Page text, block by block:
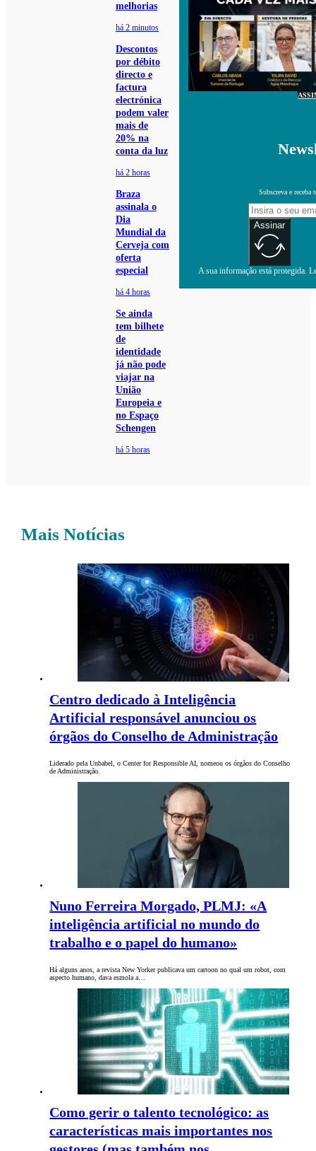
melhorias
há 2 minutos
Descontos
por débito
directo e
factura
electrónica
podem valer
mais de
20% na
conta da luz
há 2 horas
Braza
assinala o
Dia
Mundial da
Cerveja com
oferta
especial
há 4 horas
Se ainda
tem bilhete
de
identidade
já não pode
viajar na
União
Europeia e
no Espaço
Schengen
há 5 horas
Subscreva e receba
Assinar
A sua informação está protegida.
Mais Notícias
Centro dedicado à Inteligência
Artificial responsável anunciou os
órgãos do Conselho de Administração
Liderado pela Unbabel, o Center for Responsible AI, nomeou os órgãos do Conselho
de Administração.
Nuno Ferreira Morgado, PLMJ: «A
inteligência artificial no mundo do
trabalho e o papel do humano»
Há alguns anos, a revista New Yorker publicava um cartoon no qual um robot, com
aspecto humano, dava esmola a…
Como gerir o talento tecnológico: as
características mais importantes nos